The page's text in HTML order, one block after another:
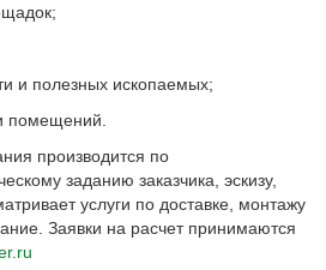
и полезных ископаемых;
помещений.
производится по
заданию заказчика, эскизу,
услуги по доставке, монтажу
Заявки на расчет принимаются